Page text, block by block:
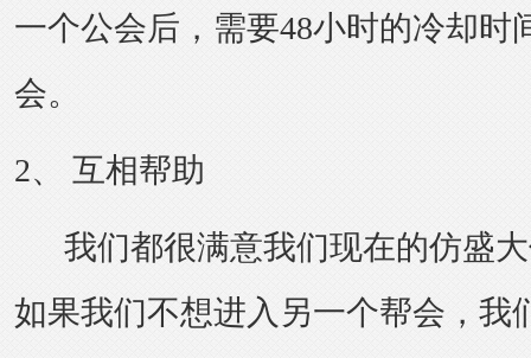
一个公会后，需要48小时的冷却时
会。
2、 互相帮助
我们都很满意我们现在的仿盛
如果我们不想进入另一个帮会，我